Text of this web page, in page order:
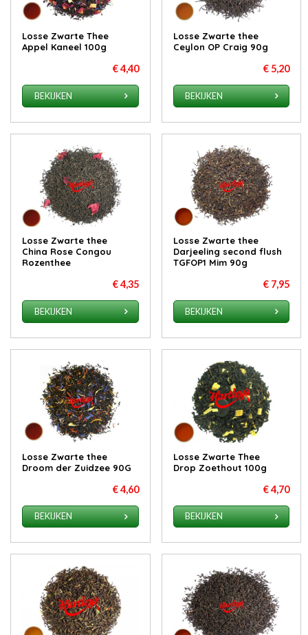
Losse Zwarte Thee
Appel Kaneel 100g
€ 4,40
BEKIJKEN
Losse Zwarte thee
Ceylon OP Craig 90g
€ 5,20
BEKIJKEN
Losse Zwarte thee
China Rose Congou
Rozenthee
€ 4,35
BEKIJKEN
Losse Zwarte thee
Darjeeling second flush
TGFOP1 Mim 90g
€ 7,95
BEKIJKEN
Losse Zwarte thee
Droom der Zuidzee 90G
€ 4,60
BEKIJKEN
Losse Zwarte Thee
Drop Zoethout 100g
€ 4,70
BEKIJKEN